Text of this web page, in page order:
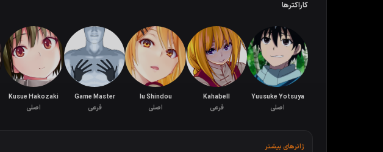
کاراکترها
Yuusuke Yotsuya
اصلی
Kahabell
فرعی
Iu Shindou
اصلی
Game Master
فرعی
Kusue Hakozaki
اصلی
ژانرهای بیشتر